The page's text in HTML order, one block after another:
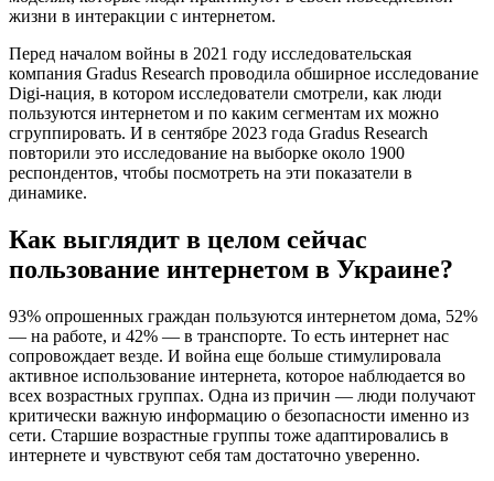
жизни в интеракции с интернетом.
Перед началом войны в 2021 году исследовательская
компания Gradus Research проводила обширное исследование
Digi-нация, в котором исследователи смотрели, как люди
пользуются интернетом и по каким сегментам их можно
сгруппировать. И в сентябре 2023 года Gradus Research
повторили это исследование на выборке около 1900
респондентов, чтобы посмотреть на эти показатели в
динамике.
Как выглядит в целом сейчас
пользование интернетом в Украине?
93% опрошенных граждан пользуются интернетом дома, 52%
— на работе, и 42% — в транспорте. То есть интернет нас
сопровождает везде. И война еще больше стимулировала
активное использование интернета, которое наблюдается во
всех возрастных группах. Одна из причин — люди получают
критически важную информацию о безопасности именно из
сети. Старшие возрастные группы тоже адаптировались в
интернете и чувствуют себя там достаточно уверенно.